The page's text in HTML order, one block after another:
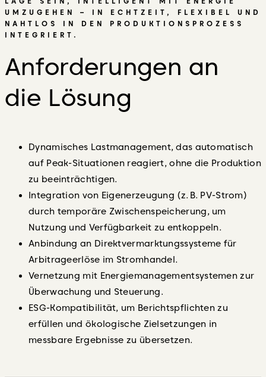
UMZUGEHEN – IN ECHTZEIT, FLEXIBEL UND
NAHTLOS IN DEN PRODUKTIONSPROZESS
INTEGRIERT.
Anforderungen an
die Lösung
Dynamisches Lastmanagement, das automatisch
auf Peak-Situationen reagiert, ohne die Produktion
zu beeinträchtigen.
Integration von Eigenerzeugung (z. B. PV-Strom)
durch temporäre Zwischenspeicherung, um
Nutzung und Verfügbarkeit zu entkoppeln.
Anbindung an Direktvermarktungssysteme für
Arbitrageerlöse im Stromhandel.
Vernetzung mit Energiemanagementsystemen zur
Überwachung und Steuerung.
ESG-Kompatibilität, um Berichtspflichten zu
erfüllen und ökologische Zielsetzungen in
messbare Ergebnisse zu übersetzen.